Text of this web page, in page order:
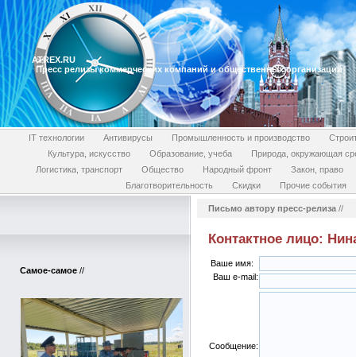
ATREX.RU
Пресс релизы коммерческих компаний и общественных организаций
IT технологии Антивирусы Промышленность и производство
Культура, искусство
Образование, учеба
Природа, окружающая
Логистика, транспорт
Общество Народный фронт
Закон, право
Благотворительность
Скидки Прочие события
Самое-самое //
Письмо автору пресс-релиза //
Контактное лицо:
Ваше имя:
Ваш e-mail:
Сообщение: